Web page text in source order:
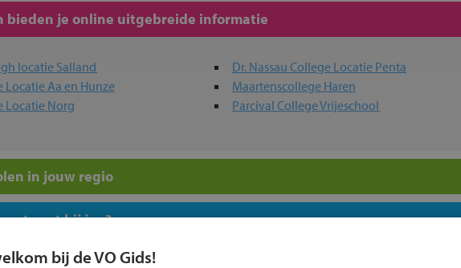
bieden je online uitgebreide informatie
locatie Salland
Locatie Aa en Hunze
Locatie Norg
Dr. Nassau College Locatie Penta
Maartenscollege Haren
Parcival College Vrijeschool
in jouw regio
past bij jou?
bij de VO Gids!